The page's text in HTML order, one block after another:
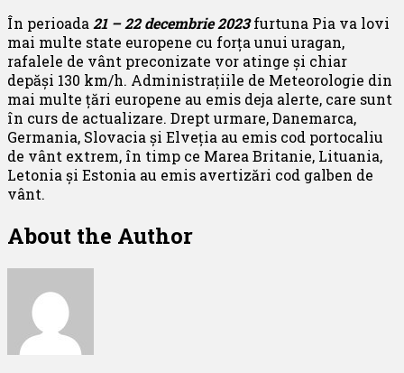
În perioada 21 – 22 decembrie 2023furtuna Pia va lovi
mai multe state europene cu forța unui uragan,
rafalele de vânt preconizate vor atinge și chiar
depăși 130 km/h. Administraţiile de Meteorologie din
mai multe ţări europene au emis deja alerte, care sunt
în curs de actualizare. Drept urmare, Danemarca,
Germania, Slovacia şi Elveţia au emis cod portocaliu
de vânt extrem, în timp ce Marea Britanie, Lituania,
Letonia şi Estonia au emis avertizări cod galben de
vânt.
About the Author